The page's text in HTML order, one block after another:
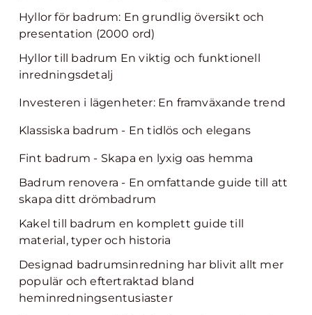
Hyllor för badrum: En grundlig översikt och
presentation (2000 ord)
Hyllor till badrum En viktig och funktionell
inredningsdetalj
Investeren i lägenheter: En framväxande trend
Klassiska badrum - En tidlös och elegans
Fint badrum - Skapa en lyxig oas hemma
Badrum renovera - En omfattande guide till att
skapa ditt drömbadrum
Kakel till badrum en komplett guide till
material, typer och historia
Designad badrumsinredning har blivit allt mer
populär och eftertraktad bland
heminredningsentusiaster